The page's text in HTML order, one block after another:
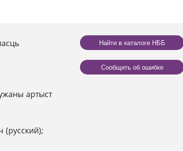
артыст
(русский);
Найти в каталоге НББ
Сообщить об ошибке